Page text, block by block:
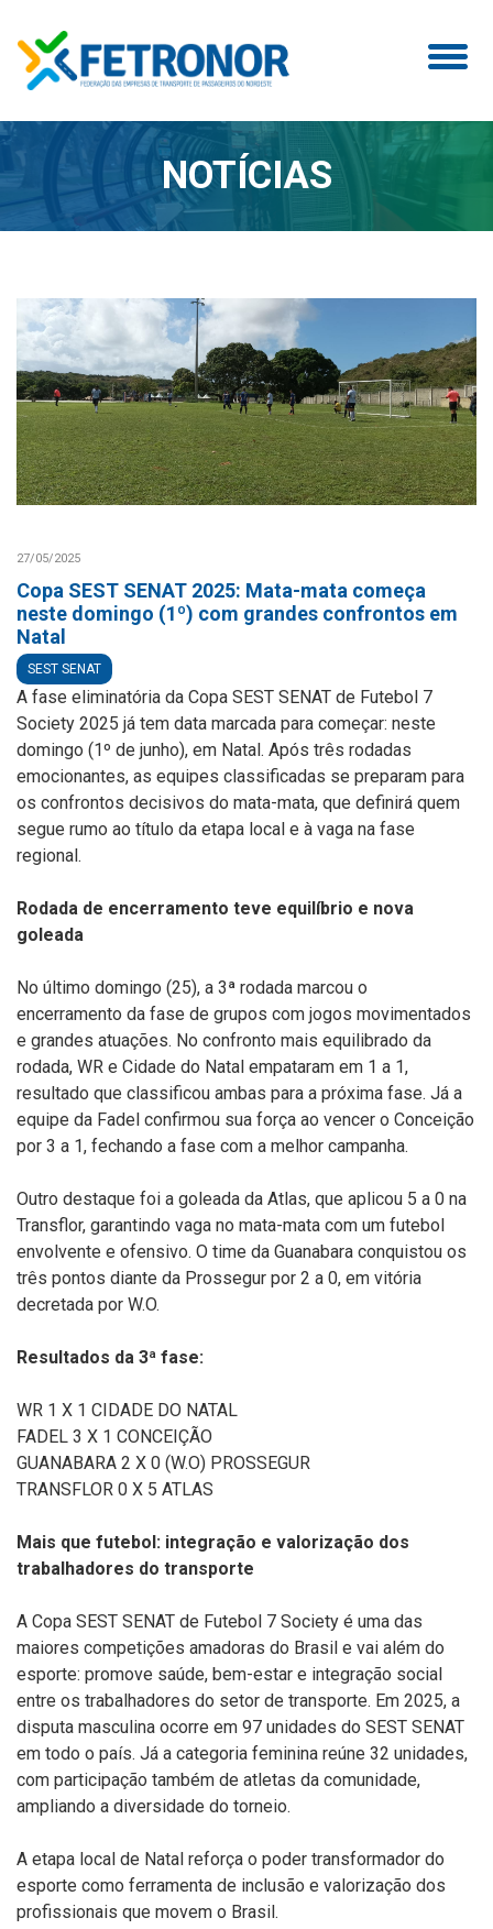
NOTÍCIAS
27/05/2025
Copa SEST SENAT 2025: Mata-mata começa
neste domingo (1º) com grandes confrontos em
Natal
SEST SENAT
A fase eliminatória da Copa SEST SENAT de Futebol 7
Society 2025 já tem data marcada para começar: neste
domingo (1º de junho), em Natal. Após três rodadas
emocionantes, as equipes classificadas se preparam para
os confrontos decisivos do mata-mata, que definirá quem
segue rumo ao título da etapa local e à vaga na fase
regional.
Rodada de encerramento teve equilíbrio e nova
goleada
No último domingo (25), a 3ª rodada marcou o
encerramento da fase de grupos com jogos movimentados
e grandes atuações. No confronto mais equilibrado da
rodada, WR e Cidade do Natal empataram em 1 a 1,
resultado que classificou ambas para a próxima fase. Já a
equipe da Fadel confirmou sua força ao vencer o Conceição
por 3 a 1, fechando a fase com a melhor campanha.
Outro destaque foi a goleada da Atlas, que aplicou 5 a 0 na
Transflor, garantindo vaga no mata-mata com um futebol
envolvente e ofensivo. O time da Guanabara conquistou os
três pontos diante da Prossegur por 2 a 0, em vitória
decretada por W.O.
Resultados da 3ª fase:
WR 1 X 1 CIDADE DO NATAL
FADEL 3 X 1 CONCEIÇÃO
GUANABARA 2 X 0 (W.O) PROSSEGUR
TRANSFLOR 0 X 5 ATLAS
Mais que futebol: integração e valorização dos
trabalhadores do transporte
A Copa SEST SENAT de Futebol 7 Society é uma das
maiores competições amadoras do Brasil e vai além do
esporte: promove saúde, bem-estar e integração social
entre os trabalhadores do setor de transporte. Em 2025, a
disputa masculina ocorre em 97 unidades do SEST SENAT
em todo o país. Já a categoria feminina reúne 32 unidades,
com participação também de atletas da comunidade,
ampliando a diversidade do torneio.
A etapa local de Natal reforça o poder transformador do
esporte como ferramenta de inclusão e valorização dos
profissionais que movem o Brasil.